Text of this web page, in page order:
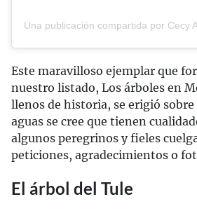
Una publicación compartida por Cecy
Este maravilloso ejemplar que
nuestro listado, Los árboles en
llenos de historia, se erigió
aguas se cree que tienen
algunos peregrinos y fieles
peticiones, agradecimientos o
El árbol del Tule